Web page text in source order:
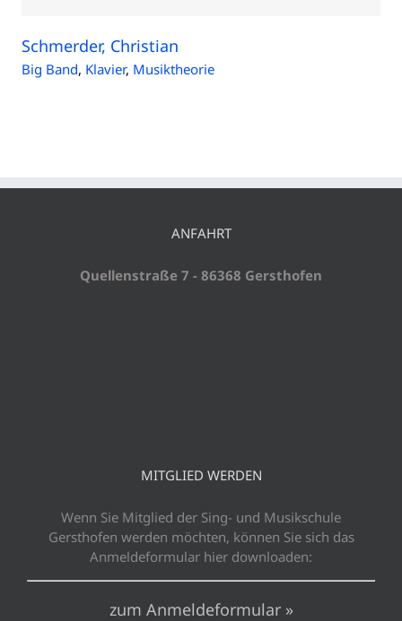
Schmerder, Christian
Big Band, Klavier, Musiktheorie
ANFAHRT
Quellenstraße 7 - 86368 Gersthofen
MITGLIED WERDEN
Wenn Sie Mitglied der Sing- und Musikschule
Gersthofen werden möchten, können Sie sich das
Anmeldeformular hier downloaden:
zum Anmeldeformular »